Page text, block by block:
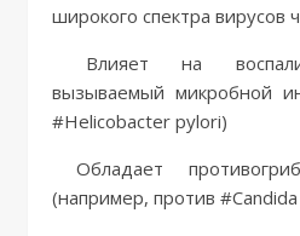
широкого спектра вирусов
Влияет на
вызываемый микробной
#Helicobacter pylori)
Oбладает
(например, против #Candida